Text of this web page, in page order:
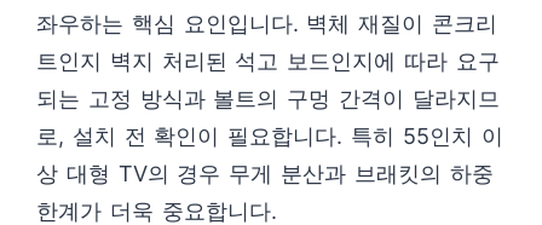
좌우하는 핵심 요인입니다. 벽체 재질이 콘크리
트인지 벽지 처리된 석고 보드인지에 따라 요구
되는 고정 방식과 볼트의 구멍 간격이 달라지므
로, 설치 전 확인이 필요합니다. 특히 55인치 이
상 대형 TV의 경우 무게 분산과 브래킷의 하중
한계가 더욱 중요합니다.